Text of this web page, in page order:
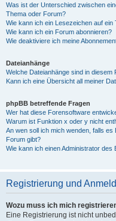
Was ist der Unterschied zwischen
Thema oder Forum?
Wie kann ich ein Lesezeichen auf
Wie kann ich ein Forum abonnieren?
Wie deaktiviere ich meine
Dateianhänge
Welche Dateianhänge sind in diesem
Kann ich eine Übersicht all meiner
phpBB betreffende Fragen
Wer hat diese Forensoftware
Warum ist Funktion x oder y nicht
An wen soll ich mich wenden, falls
Forum gibt?
Wie kann ich einen Administrator des
Registrierung und
Wozu muss ich mich
Eine Registrierung ist nicht